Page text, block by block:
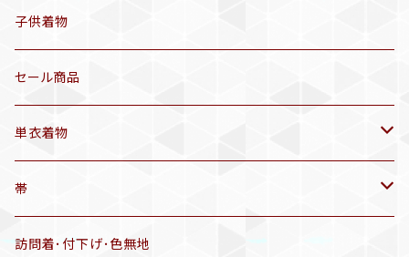
セオα 着物(5〜9月頃)
三分紐
帯揚げ
羽織
半幅帯
アンティーク着物
リサイクル着物
子供着物
セール商品
単衣着物
アンティーク着物
リサイクル着物
帯
リサイクル帯
訪問着･付下げ･色無地